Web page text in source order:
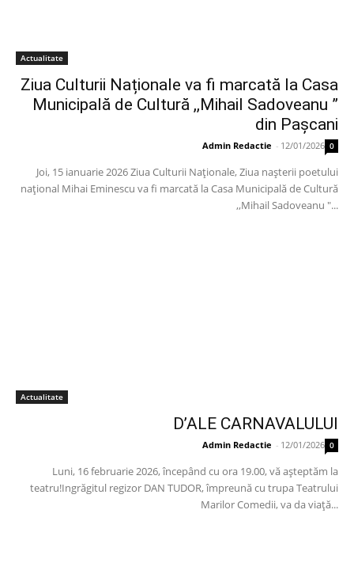
Actualitate
Ziua Culturii Naționale va fi marcată la Casa
Municipală de Cultură ,,Mihail Sadoveanu ”
din Pașcani
Admin Redactie - 12/01/2026 0
Joi, 15 ianuarie 2026 Ziua Culturii Naționale, Ziua nașterii poetului
național Mihai Eminescu va fi marcată la Casa Municipală de Cultură
,,Mihail Sadoveanu "...
Actualitate
D’ALE CARNAVALULUI
Admin Redactie - 12/01/2026 0
Luni, 16 februarie 2026, începând cu ora 19.00, vă așteptăm la
teatru!Ingrăgitul regizor DAN TUDOR, împreună cu trupa Teatrului
Marilor Comedii, va da viață...